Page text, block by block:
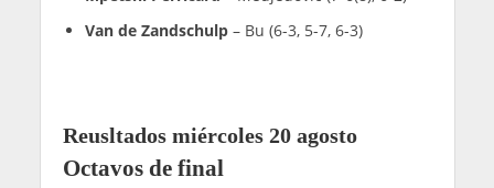
Van de Zandschulp– Bu (6-3, 5-7, 6-3)
Reusltados miércoles 20 agosto
Octavos de final